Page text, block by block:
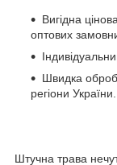
Вигідна
оптових
Швидка
регіони України.
Штучна трава